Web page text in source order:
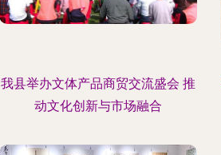
我县举办文体产品商贸交流盛会 推
动文化创新与市场融合